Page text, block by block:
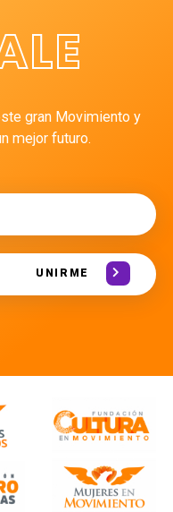
gran Movimiento y
mejor futuro.
UNIRME